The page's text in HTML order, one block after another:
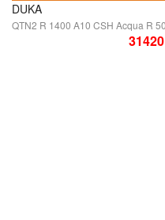
DUKA
31420